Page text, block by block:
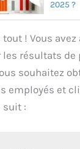
2025 ?
! Vous avez
les résultats
souhaitez
employés et
suit :